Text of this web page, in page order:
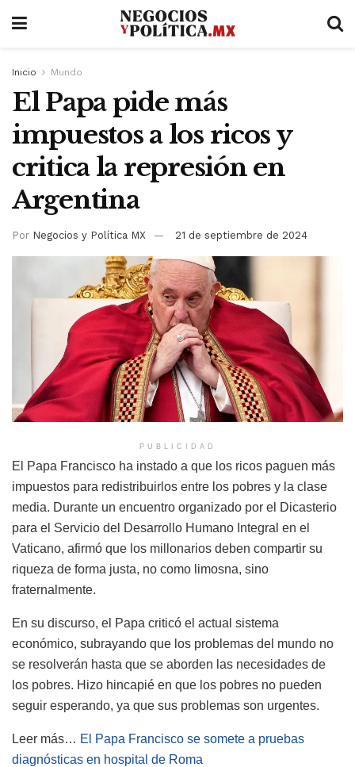
Inicio Mundo
El Papa pide más
impuestos a los ricos y
critica la represión en
Argentina
Por Negocios y Política MX 21 de septiembre de 2024
PUBLICIDAD
El Papa Francisco ha instado a que los ricos paguen más
impuestos para redistribuirlos entre los pobres y la clase
media. Durante un encuentro organizado por el Dicasterio
para el Servicio del Desarrollo Humano Integral en el
Vaticano, afirmó que los millonarios deben compartir su
riqueza de forma justa, no como limosna, sino
fraternalmente.
En su discurso, el Papa criticó el actual sistema
económico, subrayando que los problemas del mundo no
se resolverán hasta que se aborden las necesidades de
los pobres. Hizo hincapié en que los pobres no pueden
seguir esperando, ya que sus problemas son urgentes.
Leer más… El Papa Francisco se somete a pruebas
diagnósticas en hospital de Roma